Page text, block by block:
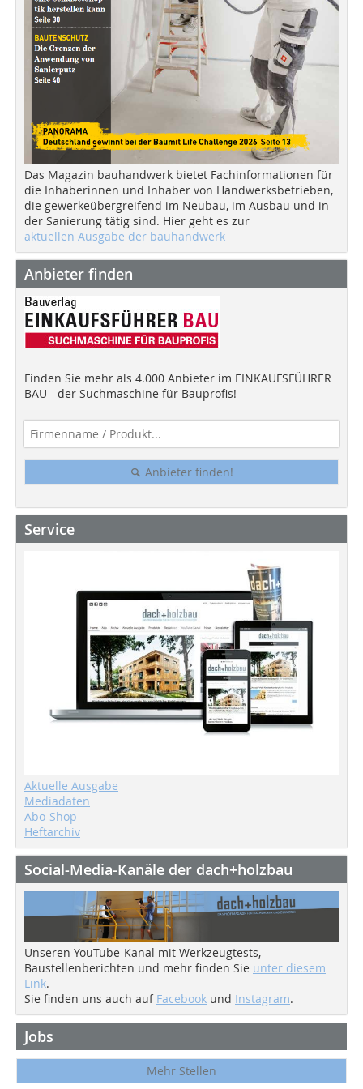
Das Magazin bauhandwerk bietet Fachinformationen für
die Inhaberinnen und Inhaber von Handwerksbetrieben,
die gewerkeübergreifend im Neubau, im Ausbau und in
der Sanierung tätig sind. Hier geht es zur
aktuellen Ausgabe der bauhandwerk
Anbieter finden
Finden Sie mehr als 4.000 Anbieter im EINKAUFSFÜHRER
BAU - der Suchmaschine für Bauprofis!
Anbieter finden!
Service
Aktuelle Ausgabe
Mediadaten
Abo-Shop
Heftarchiv
Social-Media-Kanäle der dach+holzbau
Unseren YouTube-Kanal mit Werkzeugtests,
Baustellenberichten und mehr finden Sie unter diesem
Link.
Sie finden uns auch auf Facebook und Instagram.
Jobs
Mehr Stellen